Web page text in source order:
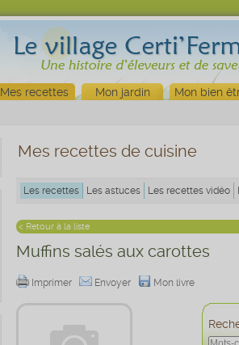
Mes recettes Mon jardin Mon bien
Mes recettes de cuisine
Les recettes Les astuces Les recettes vidéo
< Retour à la liste
Muffins salés aux carottes
Imprimer Envoyer Mon livre